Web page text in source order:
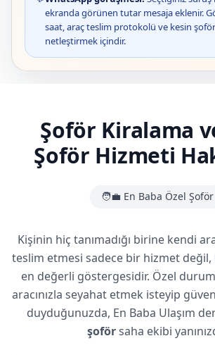
ekranda görünen tutar mesaja eklenir.
saat, araç teslim protokolü ve kesin şoför
netleştirmek içindir.
Şoför Kiralama
Şoför Hizmeti
🧑‍💼 En Baba Özel Şoför
Kişinin hiç tanımadığı birine kendi
teslim etmesi sadece bir hizmet değil,
en değerli göstergesidir. Özel
aracınızla seyahat etmek isteyip
duyduğunuzda, En Baba Ulaşım
şoförsaha ekibi